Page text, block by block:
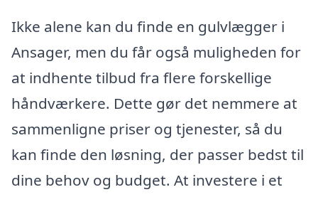
Ikke alene kan du finde en gulvlægger i
Ansager, men du får også muligheden for
at indhente tilbud fra flere forskellige
håndværkere. Dette gør det nemmere at
sammenligne priser og tjenester, så du
kan finde den løsning, der passer bedst til
dine behov og budget. At investere i et